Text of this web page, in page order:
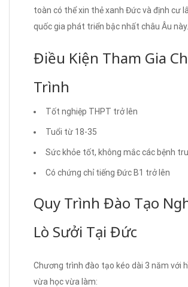
toàn có thể xin thẻ xanh Đức và định cư
quốc gia phát triển bậc nhất châu Âu này.
Điều Kiện Tham Gia
Trình
Tốt nghiệp THPT trở lên
Tuổi từ 18-35
Sức khỏe tốt, không mắc các bệnh
Có chứng chỉ tiếng Đức B1 trở lên
Quy Trình Đào Tạo
Lò Sưởi Tại Đức
Chương trình đào tạo kéo dài 3 năm với
vừa học vừa làm: